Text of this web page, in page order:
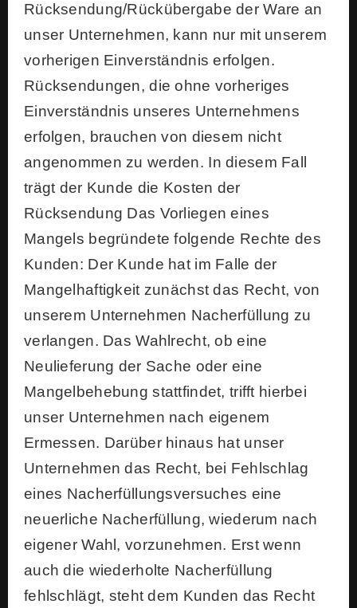
Rücksendung/Rückübergabe der Ware an
unser Unternehmen, kann nur mit unserem
vorherigen Einverständnis erfolgen.
Rücksendungen, die ohne vorheriges
Einverständnis unseres Unternehmens
erfolgen, brauchen von diesem nicht
angenommen zu werden. In diesem Fall
trägt der Kunde die Kosten der
Rücksendung Das Vorliegen eines
Mangels begründete folgende Rechte des
Kunden: Der Kunde hat im Falle der
Mangelhaftigkeit zunächst das Recht, von
unserem Unternehmen Nacherfüllung zu
verlangen. Das Wahlrecht, ob eine
Neulieferung der Sache oder eine
Mangelbehebung stattfindet, trifft hierbei
unser Unternehmen nach eigenem
Ermessen. Darüber hinaus hat unser
Unternehmen das Recht, bei Fehlschlag
eines Nacherfüllungsversuches eine
neuerliche Nacherfüllung, wiederum nach
eigener Wahl, vorzunehmen. Erst wenn
auch die wiederholte Nacherfüllung
fehlschlägt, steht dem Kunden das Recht